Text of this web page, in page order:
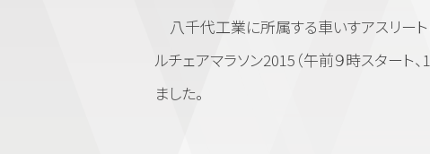
八千代工業に所属する車いすアスリート
ルチェアマラソン2015（午前９時スター
ました。